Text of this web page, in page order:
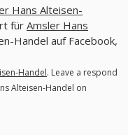
Hans Alteisen-
für Amsler Hans
Handel auf Facebook,
Handel. Leave a respond
Alteisen-Handel on